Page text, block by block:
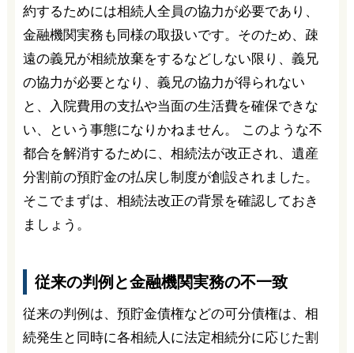
約するためには相続人全員の協力が必要であり、
金融機関実務も同様の取扱いです。そのため、疎
遠の義兄が相続放棄をするなどしない限り、義兄
の協力が必要となり、義兄の協力が得られない
と、入院費用の支払や当面の生活費を確保できな
い、という事態になりかねません。 このような不
都合を解消するために、相続法が改正され、遺産
分割前の預貯金の払戻し制度が創設されました。
そこでまずは、相続法改正の背景を確認しておき
ましょう。
従来の判例と金融機関実務の不一致
従来の判例は、預貯金債権などの可分債権は、相
続発生と同時に各相続人に法定相続分に応じた割